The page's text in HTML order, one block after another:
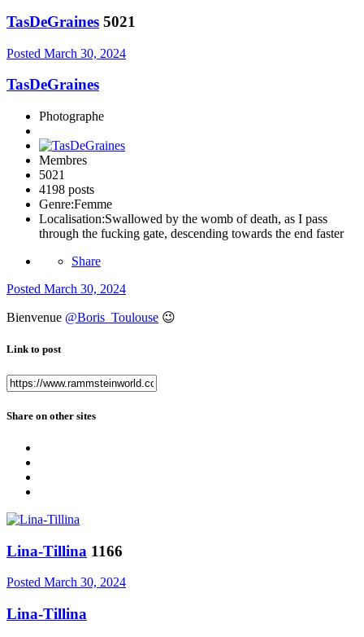
TasDeGraines 5021
Posted March 30, 2024
TasDeGraines
Photographe
Membres
5021
4198 posts
Genre:Femme
Localisation:Swallowed by the womb of death, as I pass
through the fucking gate, descending towards the end faster
Share
Posted March 30, 2024
Bienvenue @Boris_Toulouse 😉
Link to post
Share on other sites
Lina-Tillina 1166
Posted March 30, 2024
Lina-Tillina